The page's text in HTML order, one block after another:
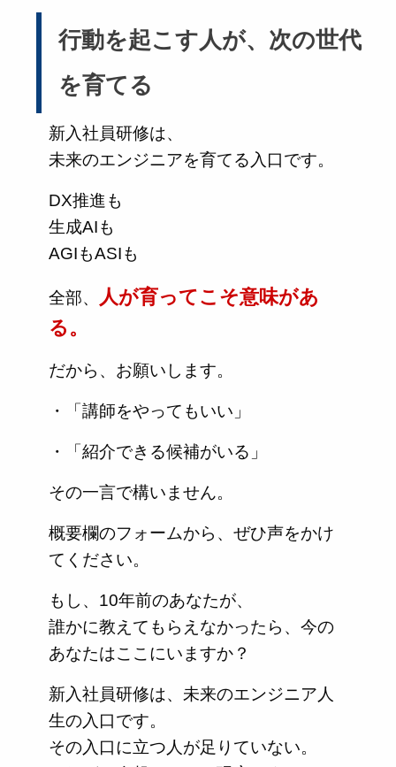
行動を起こす人が、次の世代
を育てる
新入社員研修は、
未来のエンジニアを育てる入口です。
DX推進も
生成AIも
AGIもASIも
全部、 人が育ってこそ意味があ
る。
だから、お願いします。
・「講師をやってもいい」
・「紹介できる候補がいる」
その一言で構いません。
概要欄のフォームから、ぜひ声をかけ
てください。
もし、10年前のあなたが、
誰かに教えてもらえなかったら、今の
あなたはここにいますか？
新入社員研修は、未来のエンジニア人
生の入口です。
その入口に立つ人が足りていない。